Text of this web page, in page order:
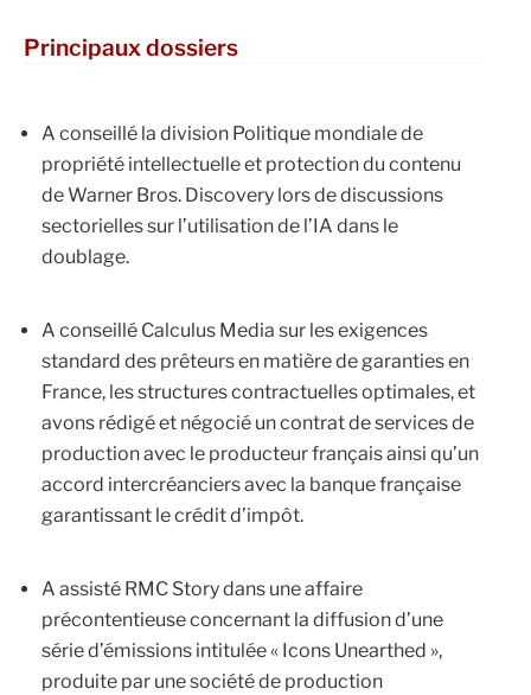
Principaux dossiers
A conseillé la division Politique mondiale de
propriété intellectuelle et protection du contenu
de Warner Bros. Discovery lors de discussions
sectorielles sur l’utilisation de l’IA dans le
doublage.
A conseillé Calculus Media sur les exigences
standard des prêteurs en matière de garanties en
France, les structures contractuelles optimales, et
avons rédigé et négocié un contrat de services de
production avec le producteur français ainsi qu’un
accord intercréanciers avec la banque française
garantissant le crédit d’impôt.
A assisté RMC Story dans une affaire
précontentieuse concernant la diffusion d’une
série d’émissions intitulée « Icons Unearthed »,
produite par une société de production